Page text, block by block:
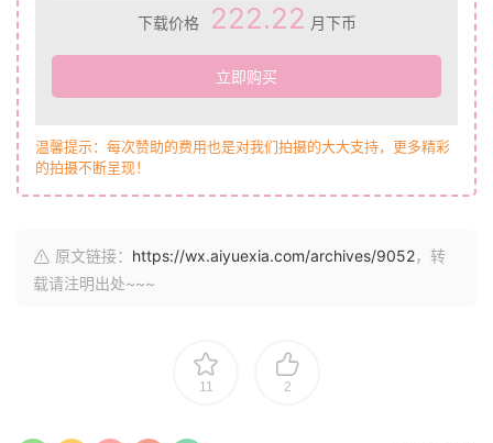
下载价格 222.22 月下币
立即购买
温馨提示：每次赞助的费用也是对我们拍摄的大大支持，更多精彩
的拍摄不断呈现！
原文链接： https://wx.aiyuexia.com/archives/9052，转
载请注明出处~~~
11 2